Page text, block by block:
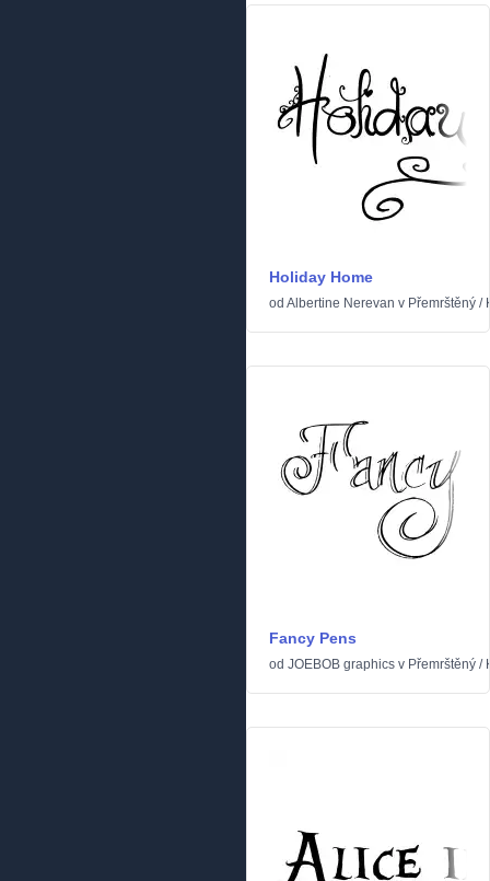
Holiday Home
od Albertine Nerevan v Přemrštěný /
Fancy Pens
od JOEBOB graphics v Přemrštěný /